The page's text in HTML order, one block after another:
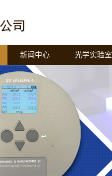
新闻中心 光学实验室